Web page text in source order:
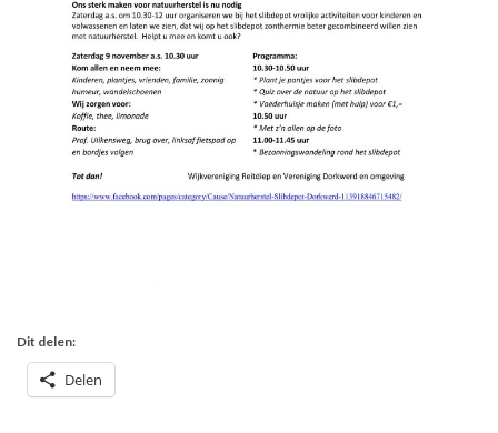
Dit delen:
Delen